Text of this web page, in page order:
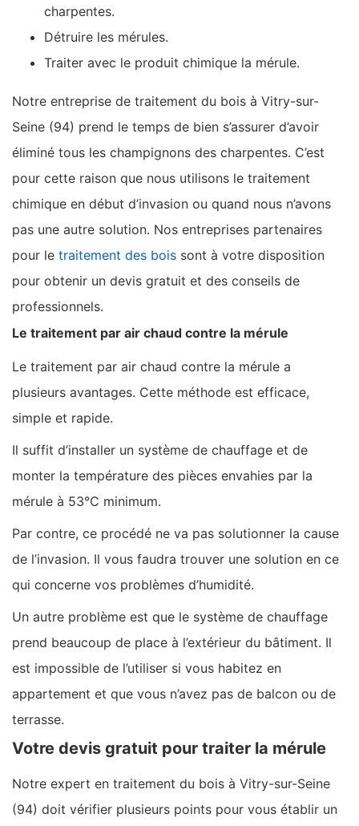
charpentes.
Détruire les mérules.
Traiter avec le produit chimique la mérule.
Notre entreprise de traitement du bois à Vitry-sur-
Seine (94) prend le temps de bien s’assurer d’avoir
éliminé tous les champignons des charpentes. C’est
pour cette raison que nous utilisons le traitement
chimique en début d’invasion ou quand nous n’avons
pas une autre solution. Nos entreprises partenaires
pour le traitement des bois sont à votre disposition
pour obtenir un devis gratuit et des conseils de
professionnels.
Le traitement par air chaud contre la mérule
Le traitement par air chaud contre la mérule a
plusieurs avantages. Cette méthode est efficace,
simple et rapide.
Il suffit d’installer un système de chauffage et de
monter la température des pièces envahies par la
mérule à 53°C minimum.
Par contre, ce procédé ne va pas solutionner la cause
de l’invasion. Il vous faudra trouver une solution en ce
qui concerne vos problèmes d’humidité.
Un autre problème est que le système de chauffage
prend beaucoup de place à l’extérieur du bâtiment. Il
est impossible de l’utiliser si vous habitez en
appartement et que vous n’avez pas de balcon ou de
terrasse.
Votre devis gratuit pour traiter la mérule
Notre expert en traitement du bois à Vitry-sur-Seine
(94) doit vérifier plusieurs points pour vous établir un